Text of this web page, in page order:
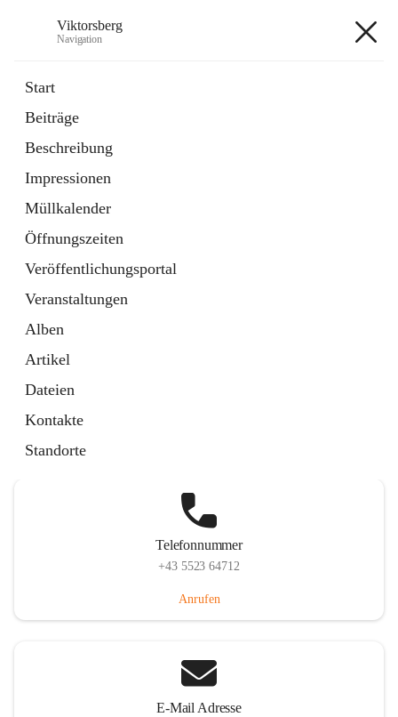
Viktorsberg
Navigation
Start
Beiträge
Beschreibung
Impressionen
Müllkalender
Öffnungszeiten
Veröffentlichungsportal
Veranstaltungen
Alben
Artikel
Dateien
Kontakte
Standorte
1 Schnellzugriff
Bürgerservice
10 Schnellzugriffe
Telefonnummer
+43 5523 64712
Anrufen
E-Mail Adresse